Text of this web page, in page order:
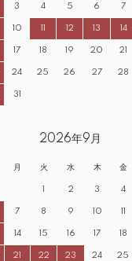
3 4 5 6 7
10 11 12 13 14
17 18 19 20 21
24 25 26 27 28
31
2026年9月
月 火 水 木 金
1 2 3 4
7 8 9 10 11
14 15 16 17 18
21 22 23 24 25